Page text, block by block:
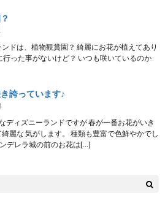
ドは、植物観賞園？ 綺麗にお花が植えてあり
行った事がないけど？ いつも咲いているのか
誇っています♪
ディズニーランドですが 春が一番お花がいき
麗な 気がします。 種類も豊富で色鮮やかでし
デレラ城の前のお花は[…]